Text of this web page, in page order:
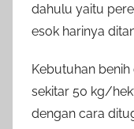
dahulu yaitu
esok harinya
Kebutuhan
sekitar 50 kg/
dengan cara